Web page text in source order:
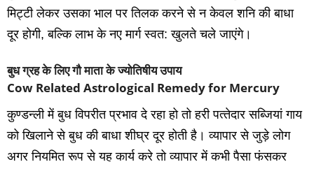
मिट्टी लेकर उसका भाल पर तिलक करने से न केवल शनि की बाधा
दूर होगी, बल्कि लाभ के नए मार्ग स्‍वत: खुलते चले जाएंगे।
बुध ग्रह के लिए गौ माता के ज्योतिषीय उपाय
Cow Related Astrological Remedy for Mercury
कुण्‍डन्‍ली में बुध विपरीत प्रभाव दे रहा हो तो हरी पत्‍तेदार सब्जियां गाय
को खिलाने से बुध की बाधा शीघ्र दूर होती है। व्‍यापार से जुड़े लोग
अगर नियमित रूप से यह कार्य करे तो व्‍यापार में कभी पैसा फंसकर